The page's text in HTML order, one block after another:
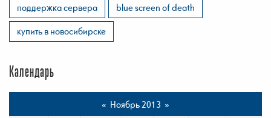
поддержка сервера
blue screen of death
купить в новосибирске
Календарь
« Ноябрь 2013 »